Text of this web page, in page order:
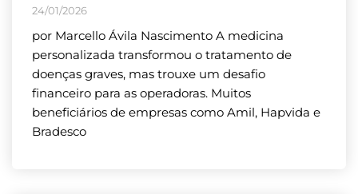
24/01/2026
por Marcello Ávila Nascimento A medicina
personalizada transformou o tratamento de
doenças graves, mas trouxe um desafio
financeiro para as operadoras. Muitos
beneficiários de empresas como Amil, Hapvida e
Bradesco